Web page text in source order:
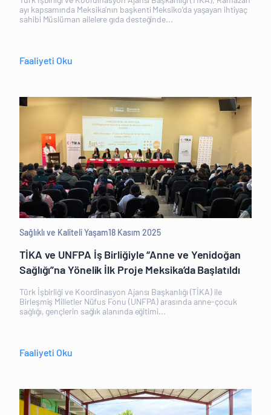
ayı kapsamında Meksika’nın başkenti Meksiko’da yaşayan ihtiyaç
sahibi Müslüman ailelere gıda desteğinde...
Faaliyeti Oku
Sağlıklı ve Kaliteli Yaşam18 Kasım 2025
TİKA ve UNFPA İş Birliğiyle “Anne ve Yenidoğan
Sağlığı”na Yönelik İlk Proje Meksika’da Başlatıldı
Türk İşbirliği ve Koordinasyon Ajansı Başkanlığı (TİKA) ile
Birleşmiş Milletler Nüfus Fonu (UNFPA) arasında anne-çocuk
sağlığı, gençlerin sağlık alanında eğitimi...
Faaliyeti Oku